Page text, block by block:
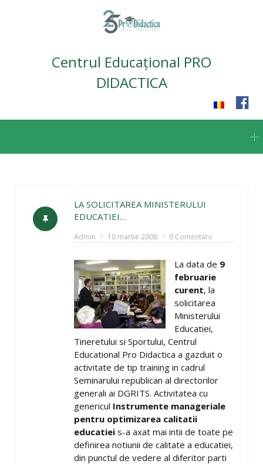
Centrul Educațional PRO
DIDACTICA
content
LA SOLICITAREA MINISTERULUI
EDUCATIEI…
Admin 10 martie 2006 0 Comentarii
La data de 9
februarie
curent, la
solicitarea
Ministerului
Educatiei,
Tineretului si Sportului, Centrul
Educational Pro Didactica a gazduit o
activitate de tip training in cadrul
Seminarului republican al directorilor
generali ai DGRITS. Activitatea cu
genericul Instrumente manageriale
pentru optimizarea calitatii
educatiei s-a axat mai intii de toate pe
definirea notiunii de calitate a educatiei,
din punctul de vedere al diferitor parti